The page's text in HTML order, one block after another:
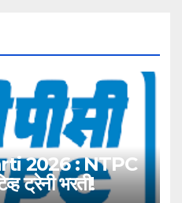
2026 : NTPC
ट्रेनी भरती!